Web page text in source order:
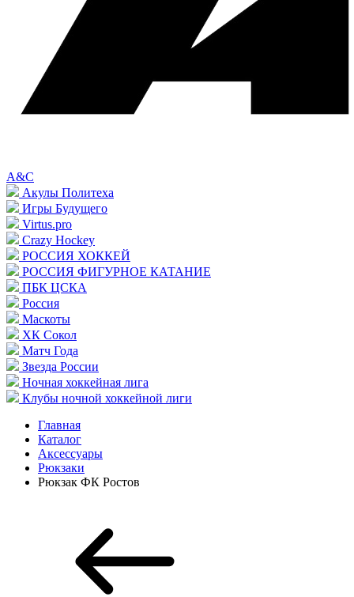
A&C
Акулы Политеха
Игры Будущего
Virtus.pro
Crazy Hockey
РОССИЯ ХОККЕЙ
РОССИЯ ФИГУРНОЕ КАТАНИЕ
ПБК ЦСКА
Россия
Маскоты
ХК Сокол
Матч Года
Звезда России
Ночная хоккейная лига
Клубы ночной хоккейной лиги
Главная
Каталог
Аксессуары
Рюкзаки
Рюкзак ФК Ростов